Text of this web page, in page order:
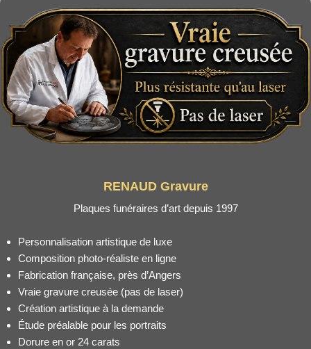
RENAUD Gravure
Plaques funéraires d’art depuis 1997
Personnalisation artistique de luxe
Composition photo-réaliste en ligne
Fabrication française, près d’Angers
Vraie gravure creusée (pas de laser)
Création artistique à la demande
Étude préalable pour les portraits
Dorure en or 24 carats